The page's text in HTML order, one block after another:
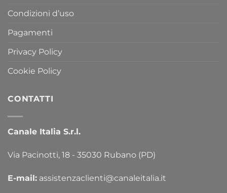
Condizioni d’uso
Pagamenti
Privacy Policy
Cookie Policy
CONTATTI
Canale Italia S.r.l.
Via Pacinotti, 18 - 35030 Rubano (PD)
E-mail: assistenzaclienti@canaleitalia.it